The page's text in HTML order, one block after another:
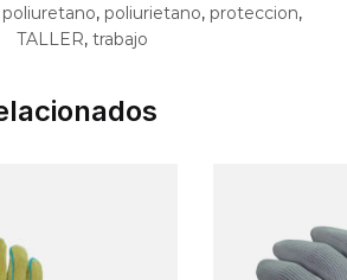
poliuretano, poliurietano, proteccion,
TALLER, trabajo